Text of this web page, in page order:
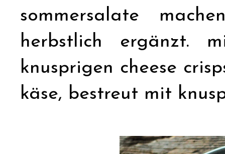
sommersalate
herbstlich ergänzt.
knusprigen cheese
käse, bestreut mit